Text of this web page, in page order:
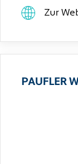
Zur
PAUFLER